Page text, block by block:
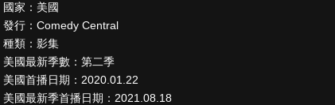
國家：美國
發行：Comedy Central
種類：影集
美國最新季數：第二季
美國首播日期：2020.01.22
美國最新季首播日期：2021.08.18